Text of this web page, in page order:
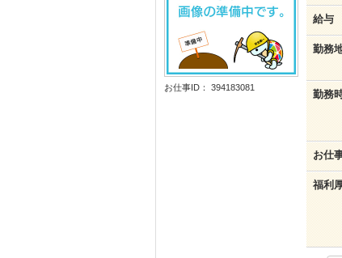
お仕事ID： 394183081
給与
勤務
勤務
お仕
福利